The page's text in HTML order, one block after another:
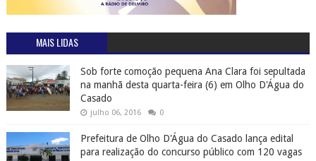
MAIS LIDAS
Sob forte comoção pequena Ana Clara foi sepultada
na manhã desta quarta-feira (6) em Olho D'Água do
Casado
julho 06, 2016 0
Prefeitura de Olho D'Água do Casado lança edital
para realização do concurso público com 120 vagas